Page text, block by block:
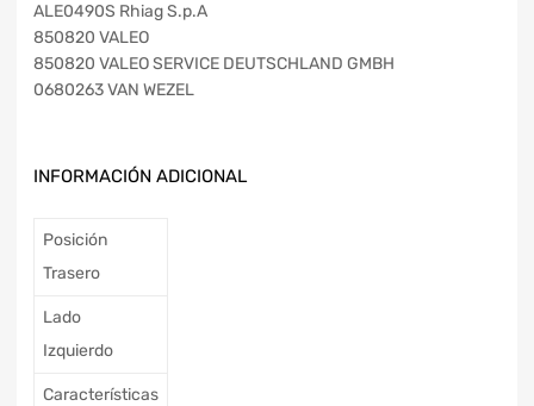
ALE0490S Rhiag S.p.A
850820 VALEO
850820 VALEO SERVICE DEUTSCHLAND GMBH
0680263 VAN WEZEL
INFORMACIÓN ADICIONAL
Posición
Trasero
Lado
Izquierdo
Características